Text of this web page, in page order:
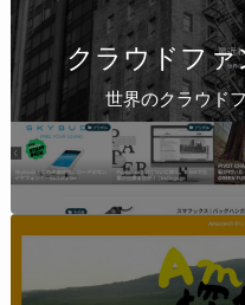
クラウドファ
世界のクラウド